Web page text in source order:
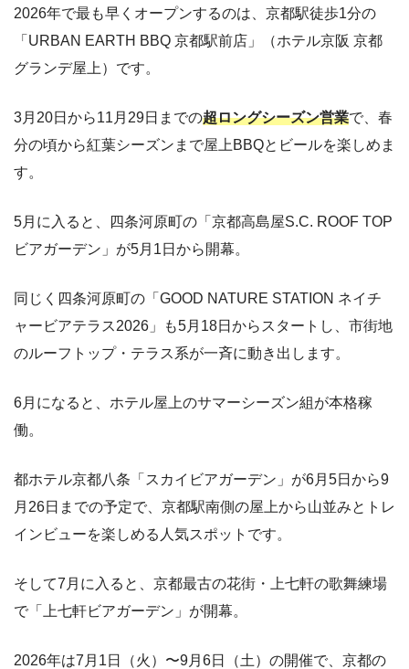
2026年で最も早くオープンするのは、京都駅徒歩1分の
「URBAN EARTH BBQ 京都駅前店」（ホテル京阪 京都
グランデ屋上）です。
3月20日から11月29日までの超ロングシーズン営業で、春
分の頃から紅葉シーズンまで屋上BBQとビールを楽しめま
す。
5月に入ると、四条河原町の「京都高島屋S.C. ROOF TOP
ビアガーデン」が5月1日から開幕。
同じく四条河原町の「GOOD NATURE STATION ネイチ
ャービアテラス2026」も5月18日からスタートし、市街地
のルーフトップ・テラス系が一斉に動き出します。
6月になると、ホテル屋上のサマーシーズン組が本格稼
働。
都ホテル京都八条「スカイビアガーデン」が6月5日から9
月26日までの予定で、京都駅南側の屋上から山並みとトレ
インビューを楽しめる人気スポットです。
そして7月に入ると、京都最古の花街・上七軒の歌舞練場
で「上七軒ビアガーデン」が開幕。
2026年は7月1日（火）〜9月6日（土）の開催で、京都の